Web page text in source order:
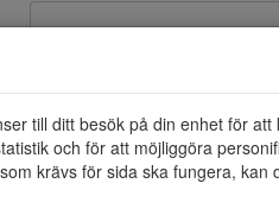
till ditt besök på din enhet för att
och för att möjliggöra
krävs för sida ska fungera, kan